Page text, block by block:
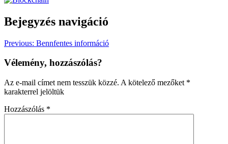
Bejegyzés navigáció
Previous: Bennfentes információ
Vélemény, hozzászólás?
Az e-mail címet nem tesszük közzé. A kötelező mezőket *
karakterrel jelöltük
Hozzászólás *